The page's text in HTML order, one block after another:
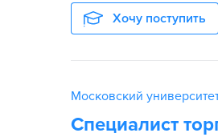
Хочу поступить
Московский
Специалист